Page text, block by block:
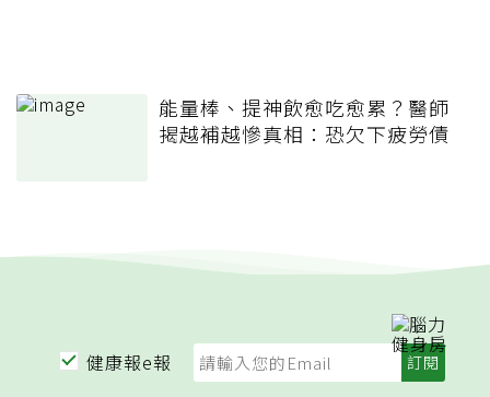
能量棒、提神飲愈吃愈累？醫師
揭越補越慘真相：恐欠下疲勞債
健康報e報